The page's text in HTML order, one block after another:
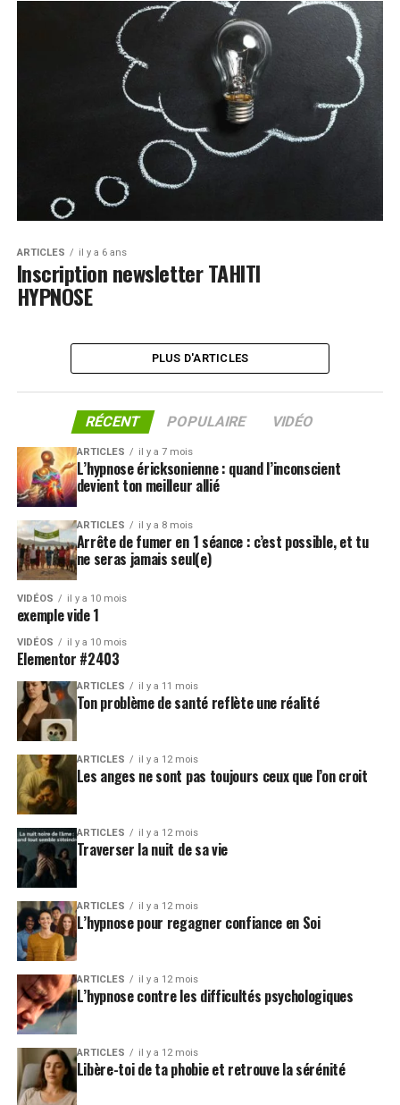
ARTICLES il y a 6 ans
Inscription newsletter TAHITI
HYPNOSE
PLUS D'ARTICLES
RÉCENT POPULAIRE VIDÉO
ARTICLES il y a 7 mois
L’hypnose éricksonienne : quand l’inconscient
devient ton meilleur allié
ARTICLES il y a 8 mois
Arrête de fumer en 1 séance : c’est possible, et tu
ne seras jamais seul(e)
VIDÉOS il y a 10 mois
exemple vide 1
VIDÉOS il y a 10 mois
Elementor #2403
ARTICLES il y a 11 mois
Ton problème de santé reflète une réalité
ARTICLES il y a 12 mois
Les anges ne sont pas toujours ceux que l’on croit
ARTICLES il y a 12 mois
Traverser la nuit de sa vie
ARTICLES il y a 12 mois
L’hypnose pour regagner confiance en Soi
ARTICLES il y a 12 mois
L’hypnose contre les difficultés psychologiques
ARTICLES il y a 12 mois
Libère-toi de ta phobie et retrouve la sérénité